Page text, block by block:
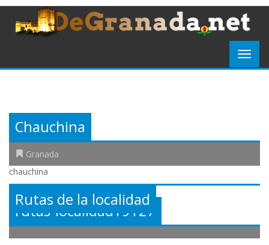
Chauchina
Granada
chauchina
Rutas de la localidad
rutas-localidad19127